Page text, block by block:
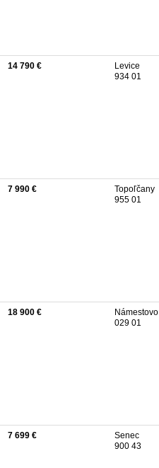
14 790 €
Levice
934 01
7 990 €
Topoľčany
955 01
18 900 €
Námestovo
029 01
7 699 €
Senec
900 43